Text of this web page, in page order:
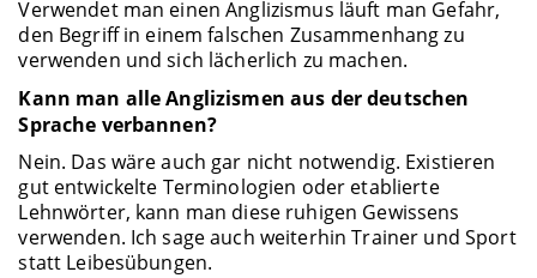
Verwendet man einen Anglizismus läuft man Gefahr,
den Begriff in einem falschen Zusammenhang zu
verwenden und sich lächerlich zu machen.
Kann man alle Anglizismen aus der deutschen
Sprache verbannen?
Nein. Das wäre auch gar nicht notwendig. Existieren
gut entwickelte Terminologien oder etablierte
Lehnwörter, kann man diese ruhigen Gewissens
verwenden. Ich sage auch weiterhin Trainer und Sport
statt Leibesübungen.